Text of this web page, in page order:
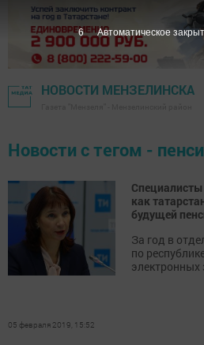
НОВОСТИ МЕНЗЕЛИНСКА
Новости с тегом -
как
будущей
За год в
по
электронных
05 февраля 2019, 15:52
6 Автоматическое